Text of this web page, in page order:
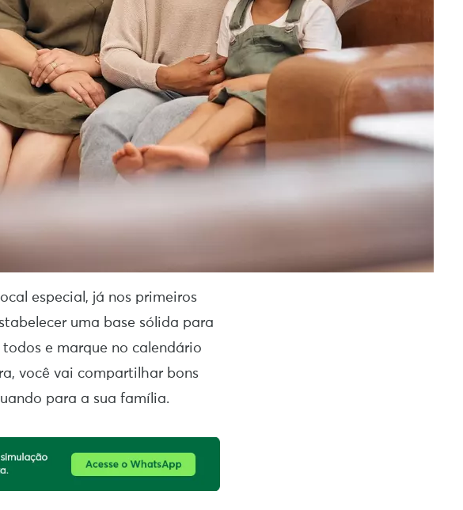
especial, já nos primeiros
uma base sólida para
e marque no calendário
você vai compartilhar bons
para a sua família.